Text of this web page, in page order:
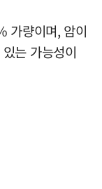
가량이며, 암이
는 가능성이